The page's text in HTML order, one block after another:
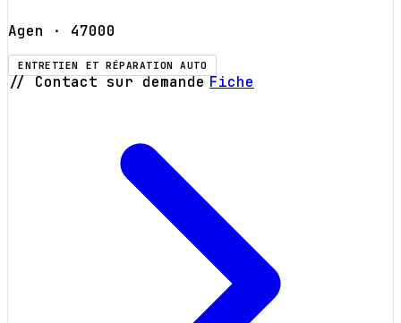
Agen · 47000
ENTRETIEN ET RÉPARATION AUTO
// Contact sur demande Fiche